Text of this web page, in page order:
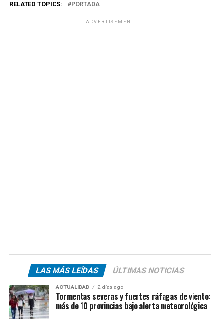
RELATED TOPICS: PORTADA
ADVERTISEMENT
LAS MÁS LEÍDAS ÚLTIMAS NOTICIAS
ACTUALIDAD 2 días ago
Tormentas severas y fuertes ráfagas de viento:
más de 10 provincias bajo alerta meteorológica